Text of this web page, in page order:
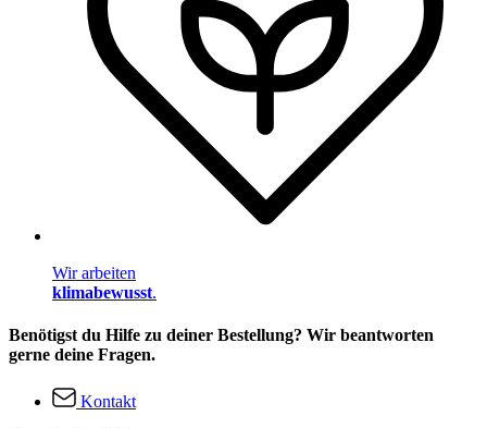
Wir arbeiten
klimabewusst.
Benötigst du Hilfe zu deiner Bestellung? Wir beantworten
gerne deine Fragen.
Kontakt